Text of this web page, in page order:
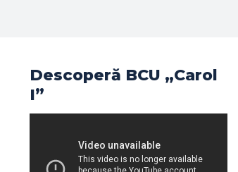
Descoperă BCU „Carol
I”